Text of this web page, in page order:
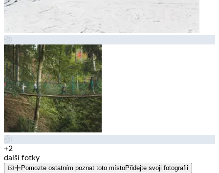
+2
další fotky
Pomozte ostatním poznat toto místoPřidejte svoji fotografii